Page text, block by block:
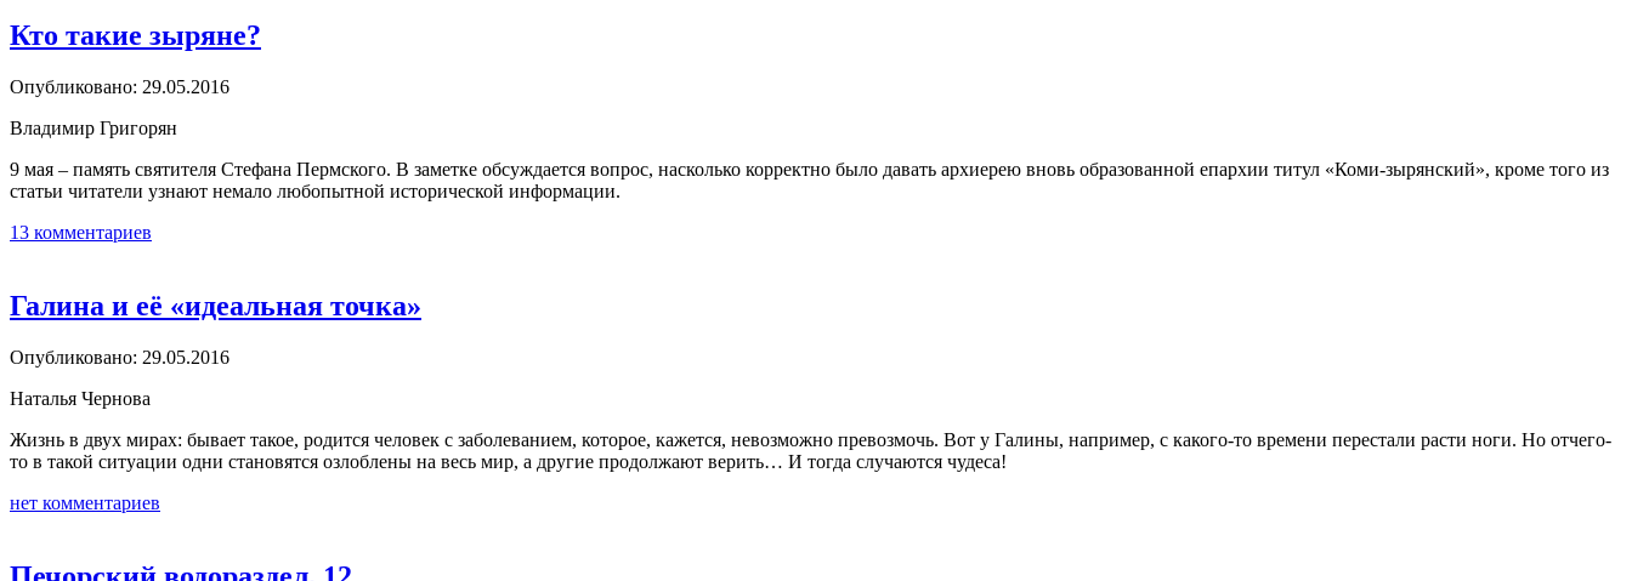
Кто такие зыряне?
Опубликовано: 29.05.2016
Владимир Григорян
9 мая – память святителя Стефана Пермского. В заметке обсуждается вопрос, насколько корректно было давать архиерею вновь образованной епархии титул «Коми-зырянский», кроме того из
статьи читатели узнают немало любопытной исторической информации.
13 комментариев
Галина и её «идеальная точка»
Опубликовано: 29.05.2016
Наталья Чернова
Жизнь в двух мирах: бывает такое, родится человек с заболеванием, которое, кажется, невозможно превозмочь. Вот у Галины, например, с какого-то времени перестали расти ноги. Но отчего-
то в такой ситуации одни становятся озлоблены на весь мир, а другие продолжают верить… И тогда случаются чудеса!
нет комментариев